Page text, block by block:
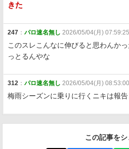
きた
247 ： パロ速名無し 2026/05/04(月)
このスレこんなに伸びると思わんか
っとるんやな
312 ： パロ速名無し 2026/05/04(月)
梅雨シーズンに乗りに行くニキは報告
この記事を